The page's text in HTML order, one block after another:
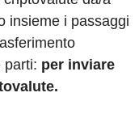
insieme i passaggi
parti: per inviare